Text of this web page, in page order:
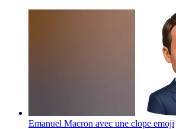
Emanuel Macron avec une clope emoji